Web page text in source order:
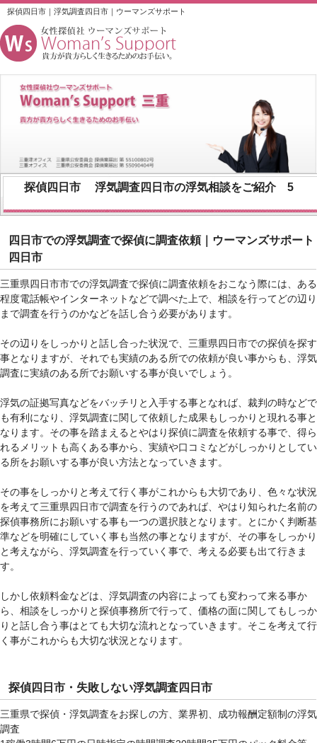
探偵四日市｜浮気調査四日市｜ウーマンズサポート
探偵四日市 浮気調査四日市の浮気相談をご紹介 5
四日市での浮気調査で探偵に調査依頼｜ウーマンズサポート
四日市
三重県四日市市での浮気調査で探偵に調査依頼をおこなう際には、ある
程度電話帳やインターネットなどで調べた上で、相談を行ってどの辺り
まで調査を行うのかなどを話し合う必要があります。
その辺りをしっかりと話し合った状況で、三重県四日市での探偵を探す
事となりますが、それでも実績のある所での依頼が良い事からも、浮気
調査に実績のある所でお願いする事が良いでしょう。
浮気の証拠写真などをバッチリと入手する事となれば、裁判の時などで
も有利になり、浮気調査に関して依頼した成果もしっかりと現れる事と
なります。その事を踏まえるとやはり探偵に調査を依頼する事で、得ら
れるメリットも高くある事から、実績や口コミなどがしっかりとしてい
る所をお願いする事が良い方法となっていきます。
その事をしっかりと考えて行く事がこれからも大切であり、色々な状況
を考えて三重県四日市で調査を行うのであれば、やはり知られた名前の
探偵事務所にお願いする事も一つの選択肢となります。とにかく判断基
準などを明確にしていく事も当然の事となりますが、その事をしっかり
と考えながら、浮気調査を行っていく事で、考える必要も出て行きま
す。
しかし依頼料金などは、浮気調査の内容によっても変わって来る事か
ら、相談をしっかりと探偵事務所で行って、価格の面に関してもしっか
りと話し合う事はとても大切な流れとなっていきます。そこを考えて行
く事がこれからも大切な状況となります。
探偵四日市・失敗しない浮気調査四日市
三重県で探偵・浮気調査をお探しの方、業界初、成功報酬定額制の浮気
調査